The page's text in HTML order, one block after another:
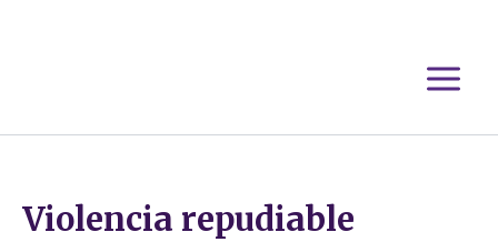
Violencia repudiable